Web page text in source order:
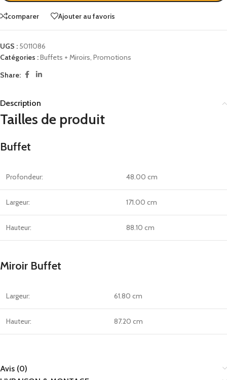
comparer Ajouter au favoris
UGS : 5011086
Catégories :Buffets + Miroirs, Promotions
Share:
Description
Tailles de produit
Buffet
Profondeur: 48.00 cm
Largeur: 171.00 cm
Hauteur: 88.10 cm
Miroir Buffet
Largeur: 61.80 cm
Hauteur: 87.20 cm
Avis (0)